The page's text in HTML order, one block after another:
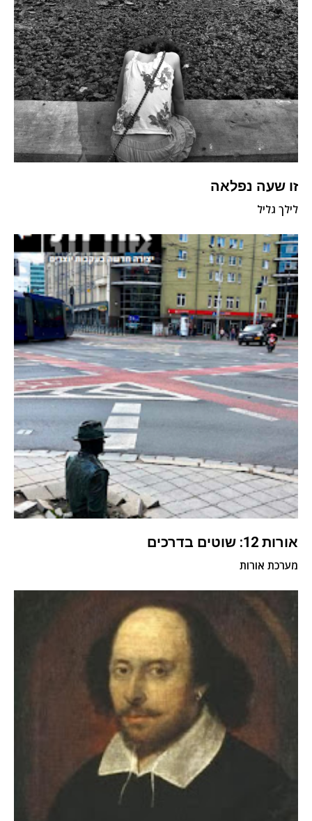
זו שעה נפלאה
לילך גליל
אורות 12: שוטים בדרכים
מערכת אורות